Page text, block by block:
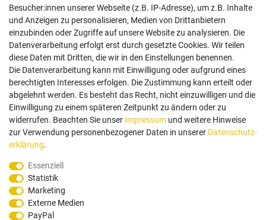
Zahlungsarten
Paypal
Versand Dienstleister
Besucher:innen unserer Webseite (z.B. IP-Adresse), um z.B. Inhalte
und Anzeigen zu personalisieren, Medien von Drittanbietern
einzubinden oder Zugriffe auf unsere Website zu analysieren. Die
Datenverarbeitung erfolgt erst durch gesetzte Cookies. Wir teilen
diese Daten mit Dritten, die wir in den Einstellungen benennen.
Die Datenverarbeitung kann mit Einwilligung oder aufgrund eines
berechtigten Interesses erfolgen. Die Zustimmung kann erteilt oder
abgelehnt werden. Es besteht das Recht, nicht einzuwilligen und die
Einwilligung zu einem späteren Zeitpunkt zu ändern oder zu
widerrufen. Beachten Sie unser Impressum und weitere Hinweise
zur Verwendung personenbezogener Daten in unserer Daten­schutz­
erklärung.
Essenziell
Statistik
Marketing
Externe Medien
PayPal